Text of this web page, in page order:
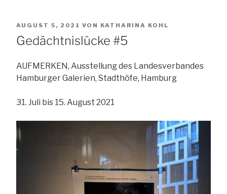
VERÖFFENTLICHT
AM
AUGUST 5, 2021 VON KATHARINA KOHL
Gedächtnislücke #5
AUFMERKEN, Ausstellung des Landesverbandes
Hamburger Galerien, Stadthöfe, Hamburg
31. Juli bis 15. August 2021